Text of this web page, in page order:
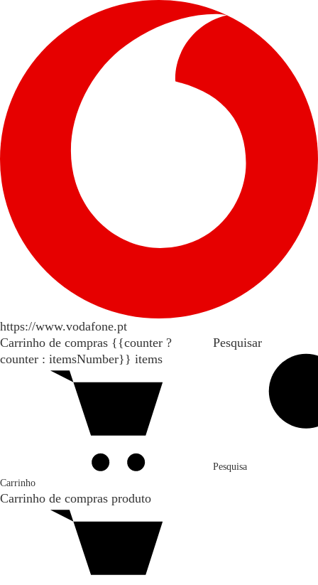
https://www.vodafone.pt
Carrinho de compras {{counter ?
counter : itemsNumber}} items
Carrinho
Carrinho de compras produto
Pesquisar
Pesquisa